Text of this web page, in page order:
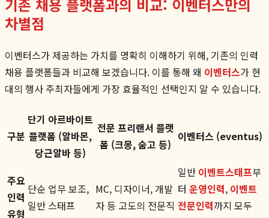
기존 채용 플랫폼과의 비교: 이벤터스만의
차별점
이벤터스가 제공하는 가치를 명확히 이해하기 위해, 기존의 인력
채용 플랫폼들과 비교해 보겠습니다. 이를 통해 왜 이벤터스가 현
대의 행사 주최자들에게 가장 효율적인 선택인지 알 수 있습니다.
구분
단기 아르바이트
플랫폼 (알바몬,
당근알바 등)
전문 프리랜서 플랫
폼 (크몽, 숨고 등)
이벤터스 (eventus)
주요
인력
유형
단순 업무 보조,
일반 스태프
MC, 디자이너, 개발
자 등 고도의 전문직
일반 이벤트스태프부
터 운영인력, 이벤트
전문인력까지 모두